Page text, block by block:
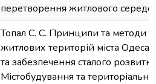
перетворення житлового
Топал С. С. Принципи та методи
житлових територій міста Одеса
та забезпечення сталого
Містобудування та